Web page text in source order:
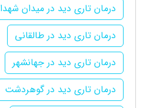
درمان تاری دید در میدان شهدا
درمان تاری دید در طالقانی
درمان تاری دید در جهانشهر
درمان تاری دید در گوهردشت